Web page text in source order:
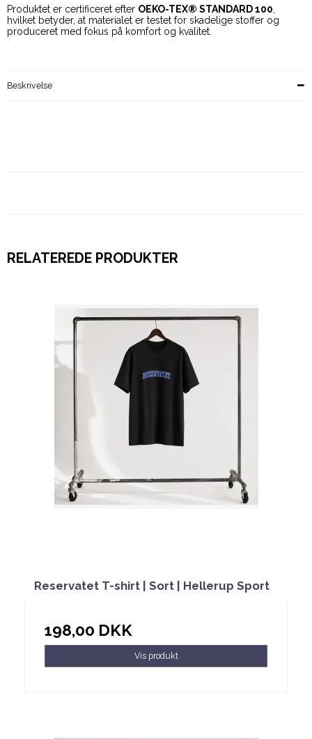
Produktet er certificeret efter OEKO-TEX® STANDARD 100
hvilket betyder, at materialet er testet for skadelige stoffer og
produceret med fokus på komfort og kvalitet.
Beskrivelse
RELATEREDE PRODUKTER
Reservatet T-shirt | Sort | Hellerup Sport
198,00 DKK
Vis produkt